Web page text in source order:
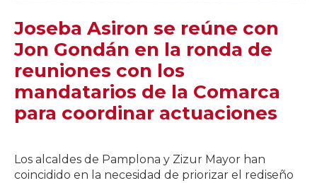
Joseba Asiron se reúne con
Jon Gondán en la ronda de
reuniones con los
mandatarios de la Comarca
para coordinar actuaciones
Los alcaldes de Pamplona y Zizur Mayor han
coincidido en la necesidad de priorizar el rediseño